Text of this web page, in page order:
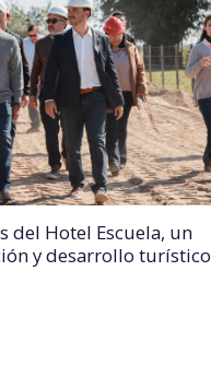
del Hotel Escuela, un
y desarrollo turístico